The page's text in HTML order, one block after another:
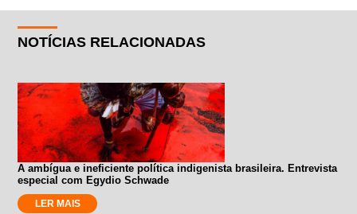
NOTÍCIAS RELACIONADAS
A ambígua e ineficiente política indigenista brasileira. Entrevista
especial com Egydio Schwade
LER MAIS